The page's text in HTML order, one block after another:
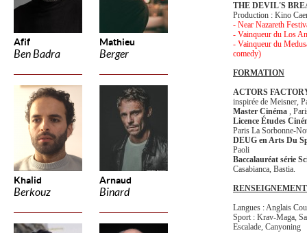
Afif
Ben Badra
Mathieu
Berger
Khalid
Berkouz
Arnaud
Binard
THE DEVIL'S
Production : Kino
- Near Nazareth
- Vainqueur du Los
- Vainqueur du
comedy)
FORMATION
ACTORS
inspirée de Meisner,
Master Cinéma ,
Licence Études
Paris La Sorbonne-
DEUG en Arts Du
Paoli
Baccalauréat série
Casabianca, Bastia.
Langues : Anglais
Sport : Krav-Maga,
Escalade, Canyoning